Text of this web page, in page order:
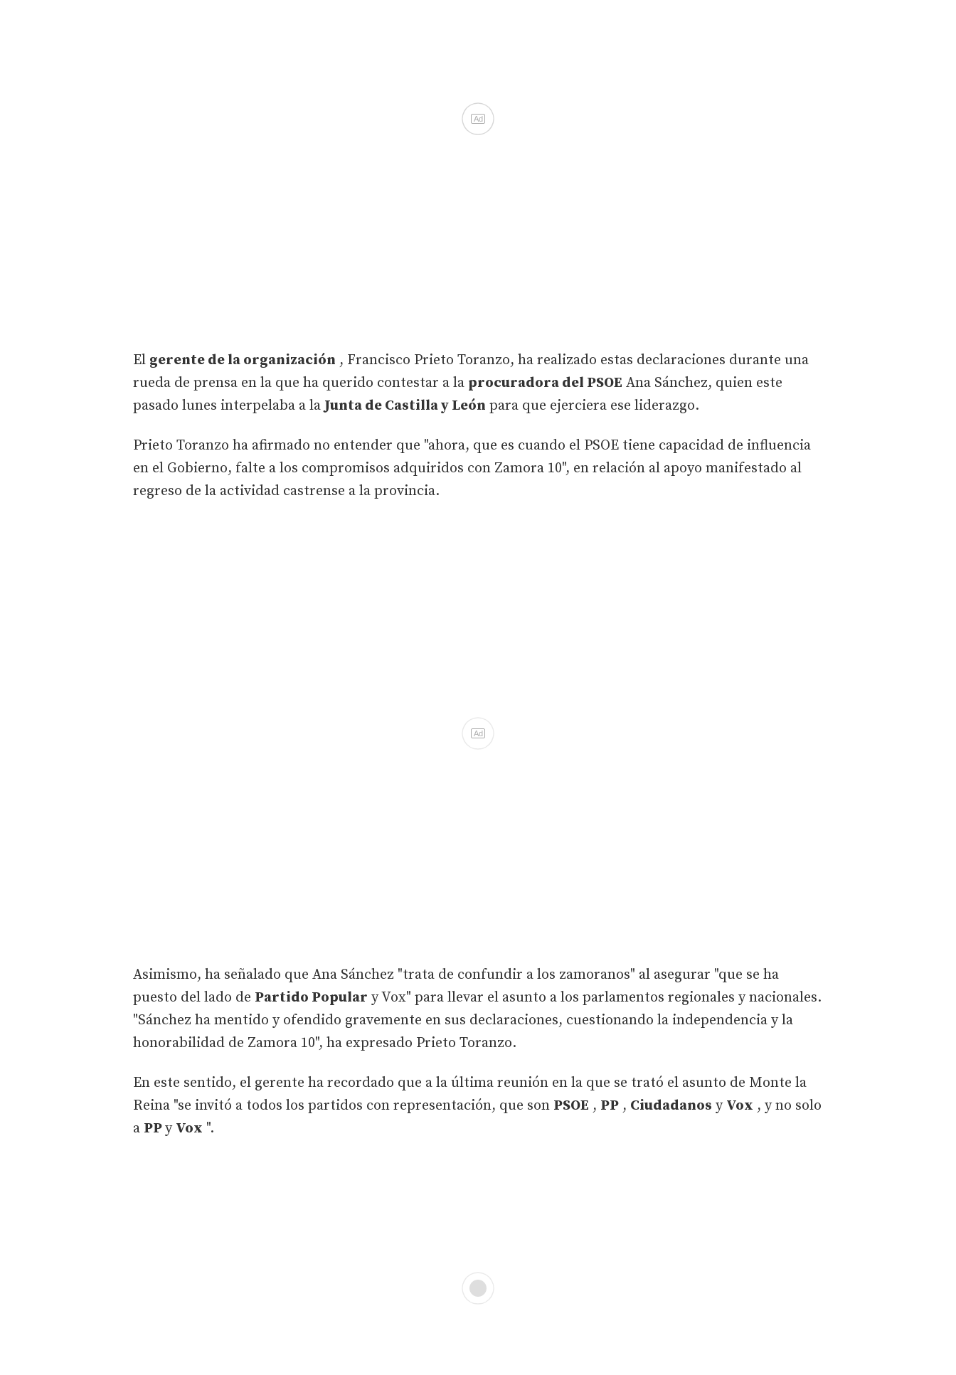
Ad
El gerente de la organización , Francisco Prieto Toranzo, ha realizado estas declaraciones durante una
rueda de prensa en la que ha querido contestar a la procuradora del PSOE Ana Sánchez, quien este
pasado lunes interpelaba a laJunta de Castilla y León para que ejerciera ese liderazgo.
Prieto Toranzo ha afirmado no entender que "ahora, que es cuando el PSOE tiene capacidad de influencia
en el Gobierno, falte a los compromisos adquiridos con Zamora 10", en relación al apoyo manifestado al
regreso de la actividad castrense a la provincia.
Ad
Asimismo, ha señalado que Ana Sánchez "trata de confundir a los zamoranos" al asegurar "que se ha
puesto del lado de Partido Popular y Vox" para llevar el asunto a los parlamentos regionales y nacionales.
"Sánchez ha mentido y ofendido gravemente en sus declaraciones, cuestionando la independencia y la
honorabilidad de Zamora 10", ha expresado Prieto Toranzo.
En este sentido, el gerente ha recordado que a la última reunión en la que se trató el asunto de Monte la
Reina "se invitó a todos los partidos con representación, que son PSOE , PP , Ciudadanos y Vox , y no solo
a PPy Vox ".